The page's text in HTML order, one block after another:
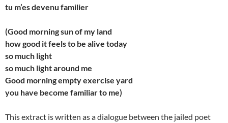
tu m’es devenu familier
(Good morning sun of my land
how good it feels to be alive today
so much light
so much light around me
Good morning empty exercise yard
you have become familiar to me)
This extract is written as a dialogue between the jailed poet